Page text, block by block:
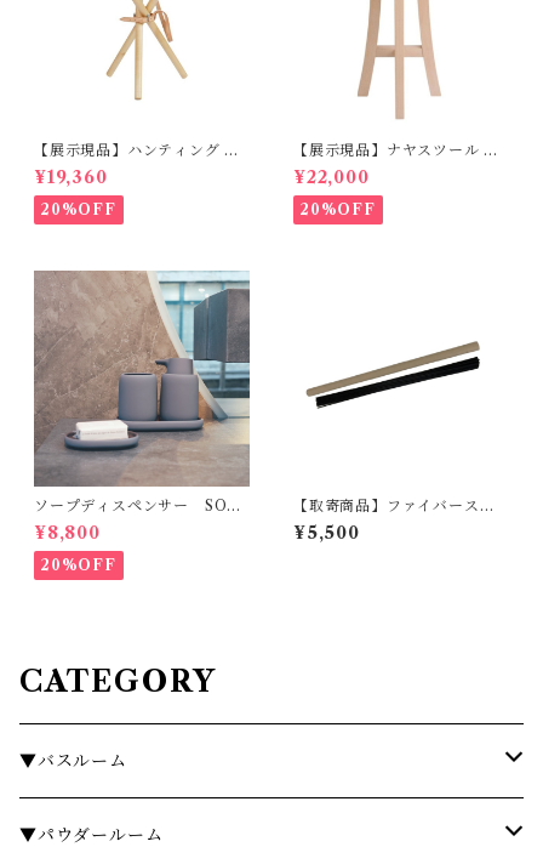
【展示現品】ハンティング チ
ェア S GREENHOLT
¥19,360
20%OFF
【展示現品】ナヤスツール M
GREENHOLT
¥22,000
20%OFF
ソープディスペンサー SON
O blomus
¥8,800
20%OFF
【取寄商品】ファイバーステ
ィック ラージ MAX BENJ
AMIN ILUM COLLECTI
¥5,500
CATEGORY
▼バスルーム
タオル
▼パウダールーム